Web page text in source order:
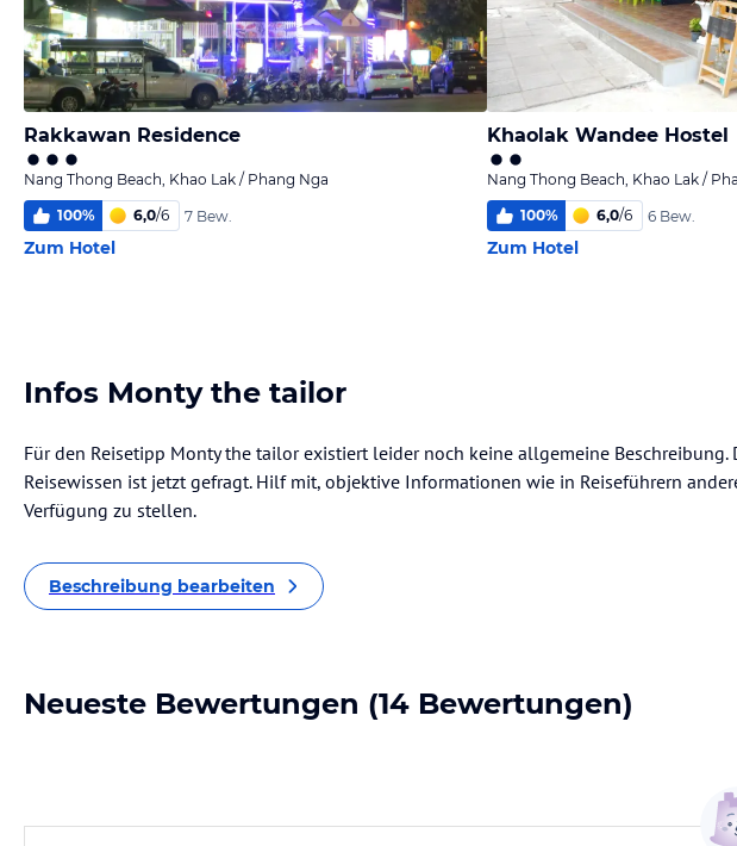
Rakkawan Residence
Nang Thong Beach, Khao Lak / Phang Nga
100% 6,0/6 7 Bew.
Zum Hotel
Khaolak Wandee Hostel
Nang Thong Beach, Khao Lak /
100% 6,0/6 6 Bew.
Zum Hotel
Infos Monty the tailor
Für den Reisetipp Monty the tailor existiert leider noch keine allgemeine Beschreibung.
Reisewissen ist jetzt gefragt. Hilf mit, objektive Informationen wie in Reiseführern
Verfügung zu stellen.
Beschreibung bearbeiten
Neueste Bewertungen (14 Bewertungen)